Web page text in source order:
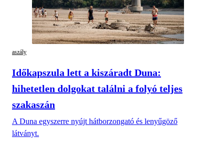
aszály
Időkapszula lett a kiszáradt Duna:
hihetetlen dolgokat találni a folyó teljes
szakaszán
A Duna egyszerre nyújt hátborzongató és lenyűgöző
látványt.